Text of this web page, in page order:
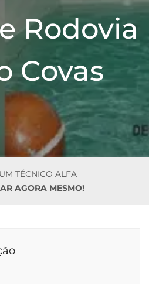
Rodovia
Covas
TÉCNICO ALFA
AGORA MESMO!